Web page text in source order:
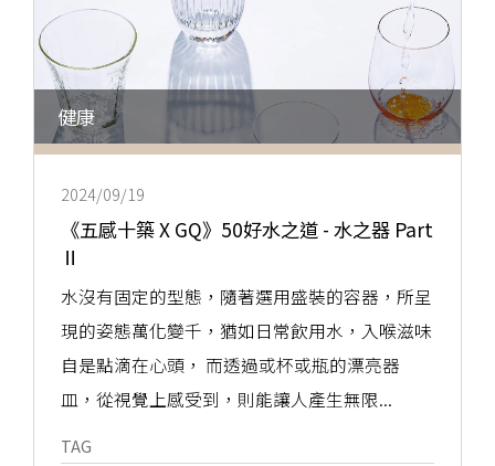
健康
2024/09/19
《五感十築 X GQ》50好水之道 - 水之器 Part
Ⅱ
水沒有固定的型態，隨著選用盛裝的容器，所呈
現的姿態萬化變千，猶如日常飲用水，入喉滋味
自是點滴在心頭， 而透過或杯或瓶的漂亮器
皿，從視覺上感受到，則能讓人產生無限...
TAG